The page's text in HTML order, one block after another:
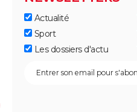
Actualité
Sport
Les dossiers d'actu